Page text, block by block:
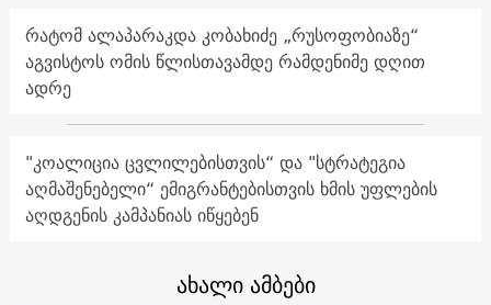
რატომ ალაპარაკდა კობახიძე „რუსოფობიაზე“
აგვისტოს ომის წლისთავამდე რამდენიმე დღით
ადრე
"კოალიცია ცვლილებისთვის“ და "სტრატეგია
აღმაშენებელი“ ემიგრანტებისთვის ხმის უფლების
აღდგენის კამპანიას იწყებენ
ახალი ამბები